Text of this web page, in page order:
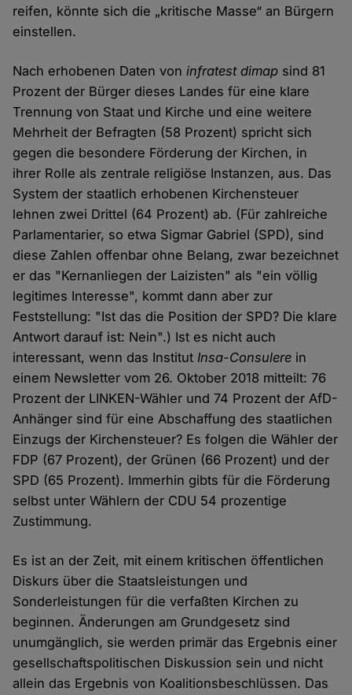
reifen, könnte sich die „kritische Masse“ an Bürgern
einstellen.
Nach erhobenen Daten voninfratest dimap sind 81
Prozent der Bürger dieses Landes für eine klare
Trennung von Staat und Kirche und eine weitere
Mehrheit der Befragten (58 Prozent) spricht sich
gegen die besondere Förderung der Kirchen, in
ihrer Rolle als zentrale religiöse Instanzen, aus. Das
System der staatlich erhobenen Kirchensteuer
lehnen zwei Drittel (64 Prozent) ab. (Für zahlreiche
Parlamentarier, so etwa Sigmar Gabriel (SPD), sind
diese Zahlen offenbar ohne Belang, zwar bezeichnet
er das "Kernanliegen der Laizisten" als "ein völlig
legitimes Interesse", kommt dann aber zur
Feststellung: "Ist das die Position der SPD? Die klare
Antwort darauf ist: Nein".) Ist es nicht auch
interessant, wenn das InstitutInsa-Consulere in
einem Newsletter vom 26. Oktober 2018 mitteilt: 76
Prozent der LINKEN-Wähler und 74 Prozent der AfD-
Anhänger sind für eine Abschaffung des staatlichen
Einzugs der Kirchensteuer? Es folgen die Wähler der
FDP (67 Prozent), der Grünen (66 Prozent) und der
SPD (65 Prozent). Immerhin gibts für die Förderung
selbst unter Wählern der CDU 54 prozentige
Zustimmung.
Es ist an der Zeit, mit einem kritischen öffentlichen
Diskurs über die Staatsleistungen und
Sonderleistungen für die verfaßten Kirchen zu
beginnen. Änderungen am Grundgesetz sind
unumgänglich, sie werden primär das Ergebnis einer
gesellschaftspolitischen Diskussion sein und nicht
allein das Ergebnis von Koalitionsbeschlüssen. Das